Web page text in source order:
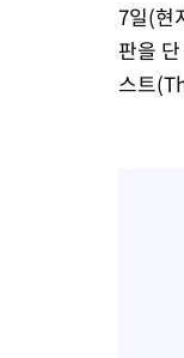
7일(현
판을
스트